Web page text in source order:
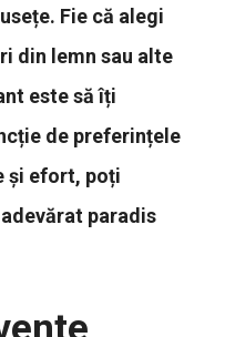
Fie că alegi
din lemn sau alte
este să îți
de preferințele
și efort, poți
paradis